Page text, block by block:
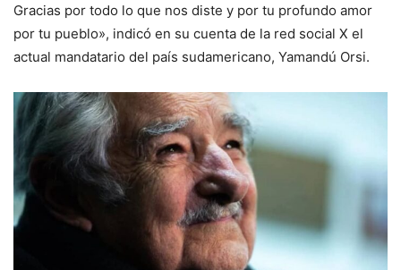
Gracias por todo lo que nos diste y por tu profundo amor
por tu pueblo», indicó en su cuenta de la red social X el
actual mandatario del país sudamericano, Yamandú Orsi.